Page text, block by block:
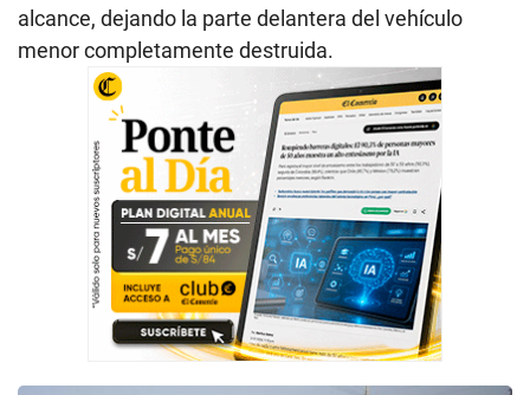
alcance, dejando la parte delantera del vehículo
menor completamente destruida.